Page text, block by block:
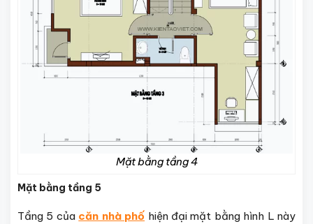
Mặt bằng tầng 4
Mặt bằng tầng 5
Tầng 5 của căn nhà phố hiện đại mặt bằng hình L này